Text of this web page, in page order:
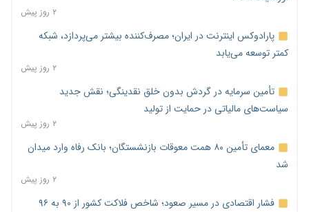
۲ روز پیش
پارادوکس اینترنت در ایران؛ مصرف‌کننده بیشتر می‌پردازد، شبکه
کمتر توسعه می‌یابد
۲ روز پیش
تأمین سرمایه در گردش بدون خلق نقدینگی؛ نقش جدید
سیاست‌های مالیاتی در حمایت از تولید
۲ روز پیش
معمای تأمین ۸۰ همت معوقات بازنشستگان؛ بانک رفاه وارد میدان
شد
۲ روز پیش
فشار اقتصادی در مسیر صعود؛ شاخص فلاکت کشور از ۹۰ به ۹۶